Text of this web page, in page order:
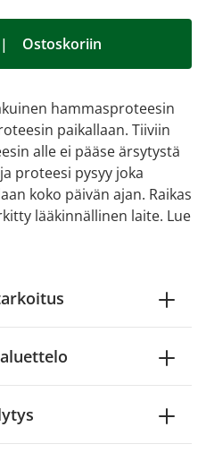
| Ostoskoriin
hammasproteesin
paikallaan. Tiiviin
alle ei pääse ärsytystä
proteesi pysyy joka
koko päivän ajan. Raikas
lääkinnällinen laite. Lue